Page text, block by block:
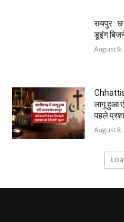
रायपुर :
डूइंग
August 9,
लागू हुआ
पहले
August 8,